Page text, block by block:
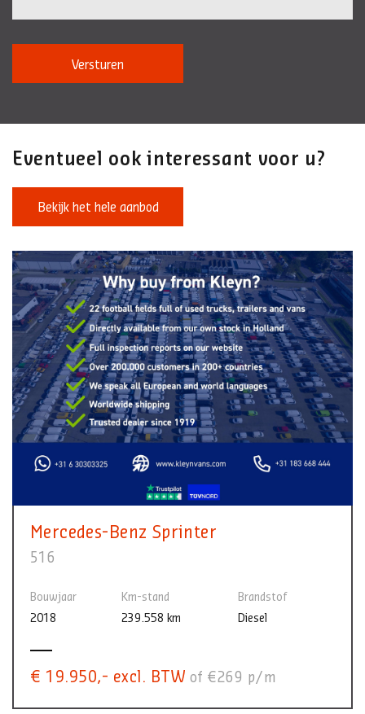
Versturen
Eventueel ook interessant voor u?
Bekijk het hele aanbod
Mercedes-Benz Sprinter
516
Bouwjaar
2018
Km-stand
239.558 km
Brandstof
Diesel
€ 19.950,- excl. BTW of €269 p/m